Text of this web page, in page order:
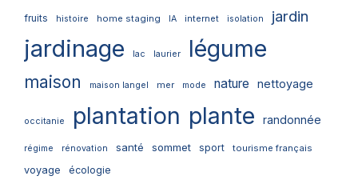
fruits histoire home staging IA internet isolation jardin
jardinage lac laurier légume
maison maison langel mer mode nature nettoyage
occitanie plantation plante randonnée
régime rénovation santé sommet sport tourisme français
voyage écologie